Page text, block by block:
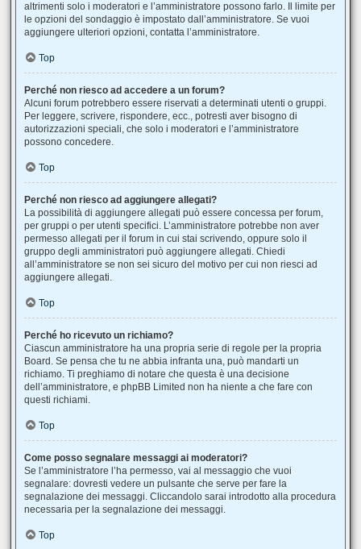
altrimenti solo i moderatori e l’amministratore possono farlo. Il limite per
le opzioni del sondaggio è impostato dall’amministratore. Se vuoi
aggiungere ulteriori opzioni, contatta l’amministratore.
Top
Perché non riesco ad accedere a un forum?
Alcuni forum potrebbero essere riservati a determinati utenti o gruppi.
Per leggere, scrivere, rispondere, ecc., potresti aver bisogno di
autorizzazioni speciali, che solo i moderatori e l’amministratore
possono concedere.
Top
Perché non riesco ad aggiungere allegati?
La possibilità di aggiungere allegati può essere concessa per forum,
per gruppi o per utenti specifici. L’amministratore potrebbe non aver
permesso allegati per il forum in cui stai scrivendo, oppure solo il
gruppo degli amministratori può aggiungere allegati. Chiedi
all’amministratore se non sei sicuro del motivo per cui non riesci ad
aggiungere allegati.
Top
Perché ho ricevuto un richiamo?
Ciascun amministratore ha una propria serie di regole per la propria
Board. Se pensa che tu ne abbia infranta una, può mandarti un
richiamo. Ti preghiamo di notare che questa è una decisione
dell’amministratore, e phpBB Limited non ha niente a che fare con
questi richiami.
Top
Come posso segnalare messaggi ai moderatori?
Se l’amministratore l’ha permesso, vai al messaggio che vuoi
segnalare: dovresti vedere un pulsante che serve per fare la
segnalazione dei messaggi. Cliccandolo sarai introdotto alla procedura
necessaria per la segnalazione dei messaggi.
Top